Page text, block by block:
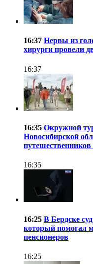
16:37 Нервы из
хирурги провели
16:37
16:35 Окружной
Новосибирской
16:35
16:25 В Бердске
который помогал
пенсионеров
16:25